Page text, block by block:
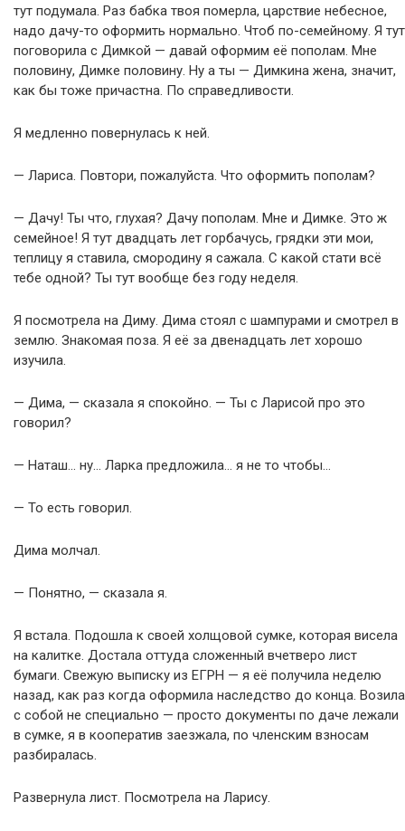
тут подумала. Раз бабка твоя померла, царствие небесное,
надо дачу-то оформить нормально. Чтоб по-семейному. Я тут
поговорила с Димкой — давай оформим её пополам. Мне
половину, Димке половину. Ну а ты — Димкина жена, значит,
как бы тоже причастна. По справедливости.
Я медленно повернулась к ней.
— Лариса. Повтори, пожалуйста. Что оформить пополам?
— Дачу! Ты что, глухая? Дачу пополам. Мне и Димке. Это ж
семейное! Я тут двадцать лет горбачусь, грядки эти мои,
теплицу я ставила, смородину я сажала. С какой стати всё
тебе одной? Ты тут вообще без году неделя.
Я посмотрела на Диму. Дима стоял с шампурами и смотрел в
землю. Знакомая поза. Я её за двенадцать лет хорошо
изучила.
— Дима, — сказала я спокойно. — Ты с Ларисой про это
говорил?
— Наташ… ну… Ларка предложила… я не то чтобы…
— То есть говорил.
Дима молчал.
— Понятно, — сказала я.
Я встала. Подошла к своей холщовой сумке, которая висела
на калитке. Достала оттуда сложенный вчетверо лист
бумаги. Свежую выписку из ЕГРН — я её получила неделю
назад, как раз когда оформила наследство до конца. Возила
с собой не специально — просто документы по даче лежали
в сумке, я в кооператив заезжала, по членским взносам
разбиралась.
Развернула лист. Посмотрела на Ларису.